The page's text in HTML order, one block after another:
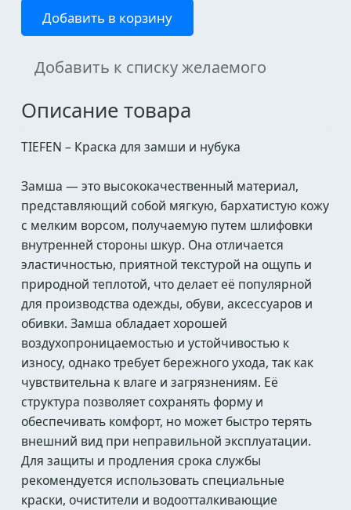
Добавить в корзину
Добавить к списку желаемого
Описание товара
TIEFEN – Краска для замши и нубука
Замша — это высококачественный материал,
представляющий собой мягкую, бархатистую кожу
с мелким ворсом, получаемую путем шлифовки
внутренней стороны шкур. Она отличается
эластичностью, приятной текстурой на ощупь и
природной теплотой, что делает её популярной
для производства одежды, обуви, аксессуаров и
обивки. Замша обладает хорошей
воздухопроницаемостью и устойчивостью к
износу, однако требует бережного ухода, так как
чувствительна к влаге и загрязнениям. Её
структура позволяет сохранять форму и
обеспечивать комфорт, но может быстро терять
внешний вид при неправильной эксплуатации.
Для защиты и продления срока службы
рекомендуется использовать специальные
краски, очистители и водоотталкивающие